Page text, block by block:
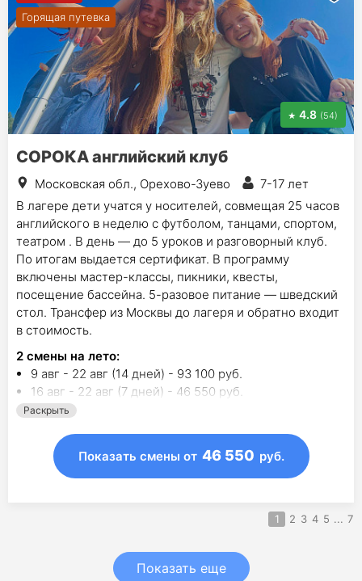
Горящая путевка
4.8 (54)
СОРОКА английский клуб
Московская обл., Орехово-Зуево
7-17 лет
В лагере дети учатся у носителей, совмещая 25 часов
английского в неделю с футболом, танцами, спортом,
театром . В день — до 5 уроков и разговорный клуб.
По итогам выдается сертификат. В программу
включены мастер-классы, пикники, квесты,
посещение бассейна. 5-разовое питание — шведский
стол. Трансфер из Москвы до лагеря и обратно входит
в стоимость.
2 смены на лето:
9 авг - 22 авг (14 дней) - 93 100 руб.
16 авг - 22 авг (7 дней) - 46 550 руб.
4смены на другие сезоны:
25 окт - 1 ноя (8 дн.) - 55 100 руб.
15 ноя - 21 ноя (7 дн.) - 50 350 руб.
2 янв - 9 янв (8 дн.) - 55 000 руб.
Раскрыть
Показать смены от 46 550 руб.
1 2 3 4 5 ... 7
Показать еще